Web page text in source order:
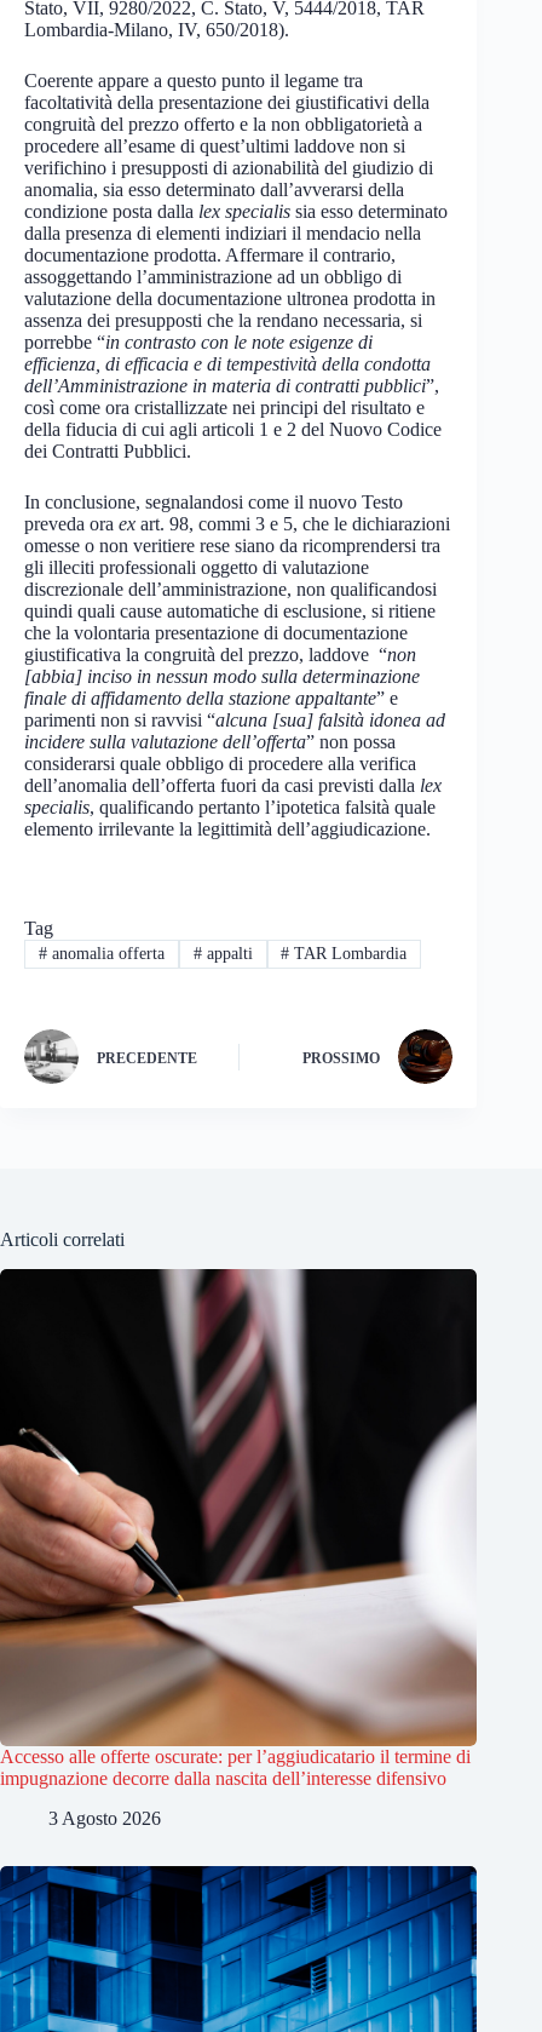
Stato, VII, 9280/2022, C. Stato, V, 5444/2018, TAR
Lombardia-Milano, IV, 650/2018).
Coerente appare a questo punto il legame tra
facoltatività della presentazione dei giustificativi della
congruità del prezzo offerto e la non obbligatorietà a
procedere all’esame di quest’ultimi laddove non si
verifichino i presupposti di azionabilità del giudizio di
anomalia, sia esso determinato dall’avverarsi della
condizione posta dalla lex specialis sia esso determinato
dalla presenza di elementi indiziari il mendacio nella
documentazione prodotta. Affermare il contrario,
assoggettando l’amministrazione ad un obbligo di
valutazione della documentazione ultronea prodotta in
assenza dei presupposti che la rendano necessaria, si
porrebbe “in contrasto con le note esigenze di
efficienza, di efficacia e di tempestività della condotta
dell’Amministrazione in materia di contratti pubblici”,
così come ora cristallizzate nei principi del risultato e
della fiducia di cui agli articoli 1 e 2 del Nuovo Codice
dei Contratti Pubblici.
In conclusione, segnalandosi come il nuovo Testo
preveda ora ex art. 98, commi 3 e 5, che le dichiarazioni
omesse o non veritiere rese siano da ricomprendersi tra
gli illeciti professionali oggetto di valutazione
discrezionale dell’amministrazione, non qualificandosi
quindi quali cause automatiche di esclusione, si ritiene
che la volontaria presentazione di documentazione
giustificativa la congruità del prezzo, laddove “non
[abbia] inciso in nessun modo sulla determinazione
finale di affidamento della stazione appaltante” e
parimenti non si ravvisi “alcuna [sua] falsità idonea ad
incidere sulla valutazione dell’offerta” non possa
considerarsi quale obbligo di procedere alla verifica
dell’anomalia dell’offerta fuori da casi previsti dalla lex
specialis, qualificando pertanto l’ipotetica falsità quale
elemento irrilevante la legittimità dell’aggiudicazione.
Tag
#anomalia offerta #appalti # TAR Lombardia
PRECEDENTE PROSSIMO
Articoli correlati
Accesso alle offerte oscurate: per l’aggiudicatario il termine di
impugnazione decorre dalla nascita dell’interesse difensivo
3 Agosto 2026